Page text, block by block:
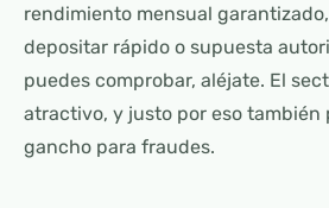
rendimiento mensual
depositar rápido o supuesta
puedes comprobar, aléjate. El
atractivo, y justo por eso también
gancho para fraudes.